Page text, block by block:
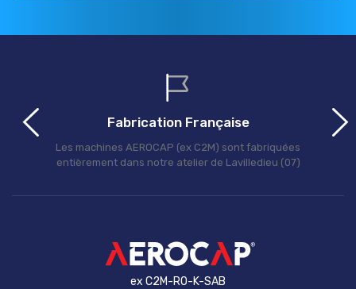
Fabrication Française
Les machines AEROCAP (ex C2M) sont fabriquées
entièrement dans notre atelier de Lavilledieu (07)
ex C2M-RO-K-SAB